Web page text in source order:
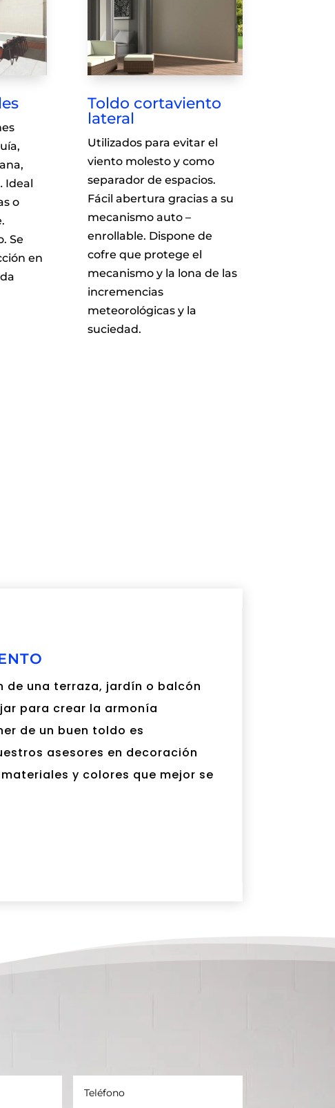
Ideal
o
Se
en
Toldo cortaviento
lateral
Utilizados para evitar el
viento molesto y como
separador de espacios.
Fácil abertura gracias a su
mecanismo auto –
enrollable. Dispone de
cofre que protege el
mecanismo y la lona de las
incremencias
meteorológicas y la
suciedad.
de una terraza, jardín o balcón
para crear la armonía
de un buen toldo es
asesores en decoración
y colores que mejor se